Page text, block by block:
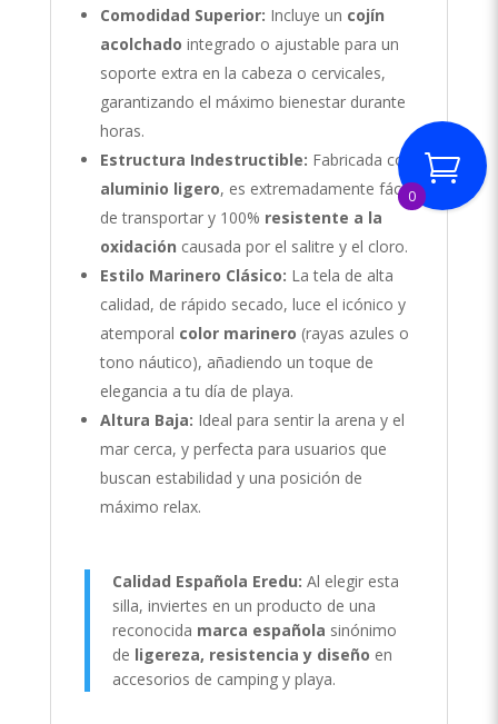
Comodidad Superior: Incluye un cojín
acolchado integrado o ajustable para un
soporte extra en la cabeza o cervicales,
garantizando el máximo bienestar durante
horas.
Estructura Indestructible: Fabricada con
aluminio ligero, es extremadamente fácil
de transportar y 100% resistente a la
oxidación causada por el salitre y el cloro.
Estilo Marinero Clásico: La tela de alta
calidad, de rápido secado, luce el icónico y
atemporal color marinero (rayas azules o
tono náutico), añadiendo un toque de
elegancia a tu día de playa.
Altura Baja: Ideal para sentir la arena y el
mar cerca, y perfecta para usuarios que
buscan estabilidad y una posición de
máximo relax.
Calidad Española Eredu: Al elegir esta
silla, inviertes en un producto de una
reconocida marca española sinónimo
de ligereza, resistencia y diseño en
accesorios de camping y playa.
0